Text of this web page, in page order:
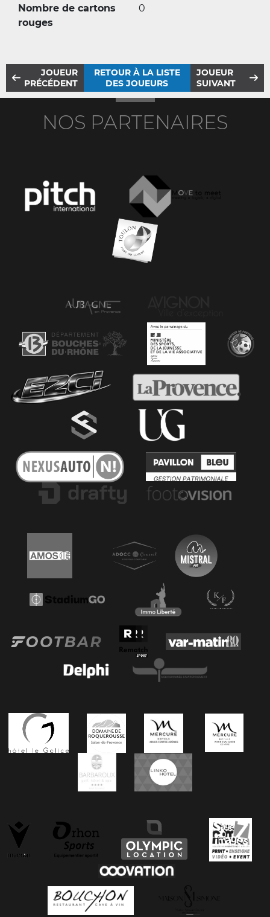
Nombre de cartons
rouges
0
JOUEUR
PRÉCÉDENT
RETOUR À LA LISTE
DES JOUEURS
JOUEUR
SUIVANT
NOS PARTENAIRES